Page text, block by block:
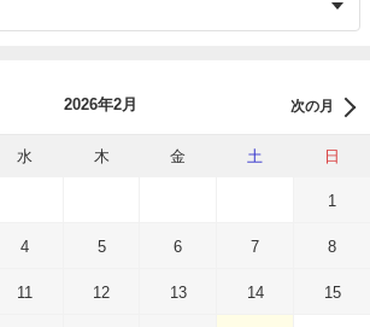
2026年2月 次の月
水 木 金 土 日
1
4 5 6 7 8
11 12 13 14 15